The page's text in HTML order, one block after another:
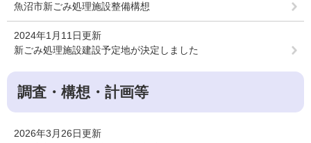
魚沼市新ごみ処理施設整備構想
2024年1月11日更新
新ごみ処理施設建設予定地が決定しました
調査・構想・計画等
2026年3月26日更新